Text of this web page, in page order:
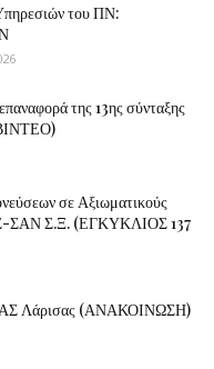
του ΠΝ:
της 13ης σύνταξης
σε Αξιωματικούς
ΣΑΝ Σ.Ξ. (ΕΓΚΥΚΛΙΟΣ 137
Λάρισας (ΑΝΑΚΟΙΝΩΣΗ)